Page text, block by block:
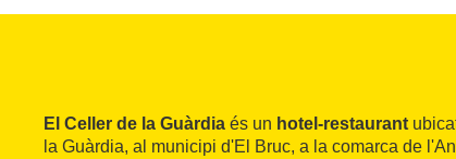
El Celler de la Guàrdia és un hotel-restaurant
la Guàrdia, al municipi d'El Bruc, a la comarca de